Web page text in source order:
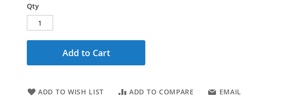
Qty
Add to Cart
ADD TO WISH LIST ADD TO COMPARE EMAIL